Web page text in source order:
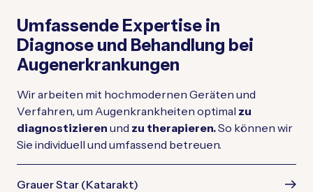
Umfassende Expertise in
Diagnose und Behandlung bei
Augenerkrankungen
Wir arbeiten mit hochmodernen Geräten und
Verfahren, um Augenkrankheiten optimal zu
diagnostizieren und zu therapieren.So können wir
Sie individuell und umfassend betreuen.
Grauer Star (Katarakt)